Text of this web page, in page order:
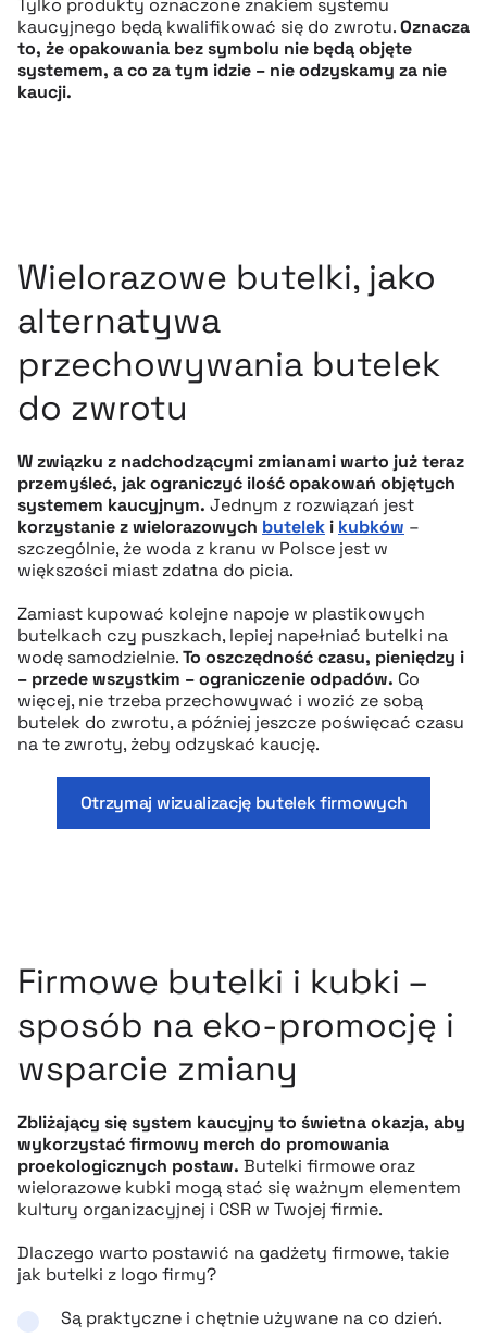
Tylko produkty oznaczone znakiem systemu
kaucyjnego będą kwalifikować się do zwrotu.Oznacza
to, że opakowania bez symbolu nie będą objęte
systemem, a co za tym idzie – nie odzyskamy za nie
kaucji.
Wielorazowe butelki, jako
alternatywa
przechowywania butelek
do zwrotu
W związku z nadchodzącymi zmianami warto już teraz
przemyśleć, jak ograniczyć ilość opakowań objętych
systemem kaucyjnym. Jednym z rozwiązań jest
korzystanie z wielorazowych butelek i kubków –
szczególnie, że woda z kranu w Polsce jest w
większości miast zdatna do picia.
Zamiast kupować kolejne napoje w plastikowych
butelkach czy puszkach, lepiej napełniać butelki na
wodę samodzielnie.To oszczędność czasu, pieniędzy i
– przede wszystkim – ograniczenie odpadów. Co
więcej, nie trzeba przechowywać i wozić ze sobą
butelek do zwrotu, a później jeszcze poświęcać czasu
na te zwroty, żeby odzyskać kaucję.
Otrzymaj wizualizację butelek firmowych
Firmowe butelki i kubki –
sposób na eko-promocję i
wsparcie zmiany
Zbliżający się system kaucyjny to świetna okazja, aby
wykorzystać firmowy merch do promowania
proekologicznych postaw. Butelki firmowe oraz
wielorazowe kubki mogą stać się ważnym elementem
kultury organizacyjnej i CSR w Twojej firmie.
Dlaczego warto postawić na gadżety firmowe, takie
jak butelki z logo firmy?
Są praktyczne i chętnie używane na co dzień.